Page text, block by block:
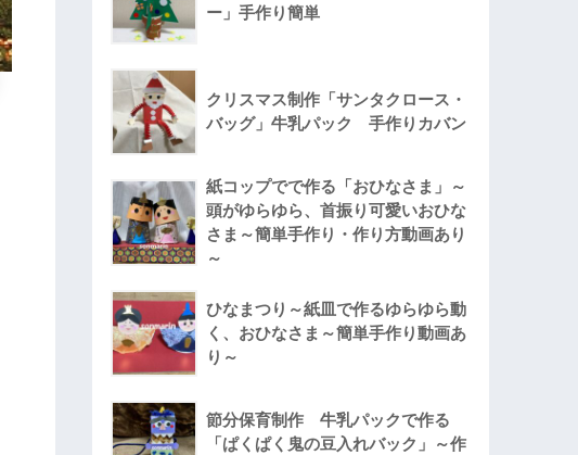
ー」手作り簡単
クリスマス制作「サンタクロース・
バッグ」牛乳パック 手作りカバン
紙コップでで作る「おひなさま」～
頭がゆらゆら、首振り可愛いおひな
さま～簡単手作り・作り方動画あり
～
ひなまつり～紙皿で作るゆらゆら動
く、おひなさま～簡単手作り動画あ
り～
節分保育制作 牛乳パックで作る
「ぱくぱく鬼の豆入れバック」～作